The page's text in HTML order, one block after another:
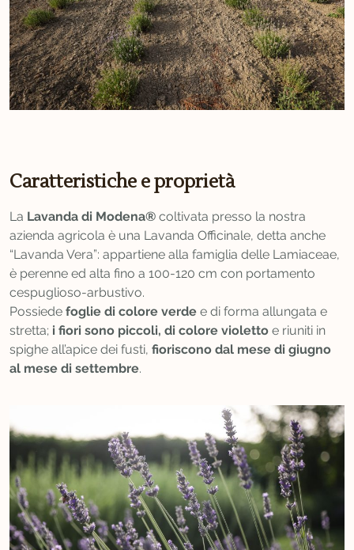
Caratteristiche e proprietà
La Lavanda di Modena® coltivata presso la nostra
azienda agricola è una Lavanda Officinale, detta anche
“Lavanda Vera”: appartiene alla famiglia delle Lamiaceae,
è perenne ed alta fino a 100-120 cm con portamento
cespuglioso-arbustivo.
Possiede foglie di colore verde e di forma allungata e
stretta; i fiori sono piccoli, di colore violetto e riuniti in
spighe all’apice dei fusti, fioriscono dal mese di giugno
al mese di settembre.